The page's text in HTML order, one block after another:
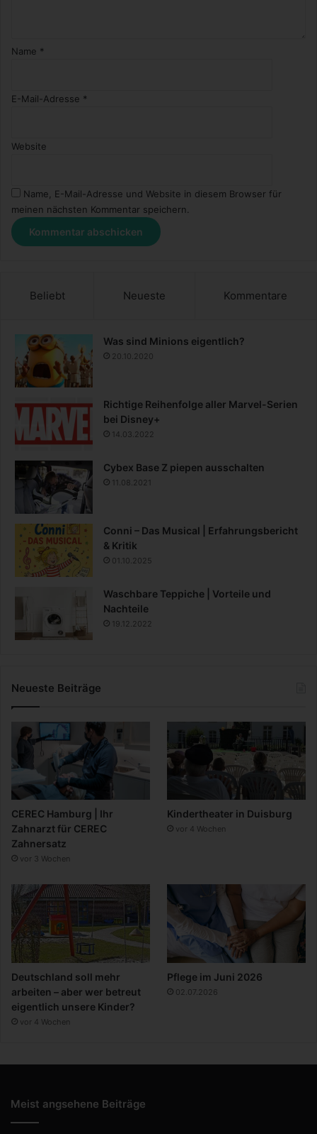
Name *
E-Mail-Adresse *
Website
Name, E-Mail-Adresse und Website in diesem Browser für
meinen nächsten Kommentar speichern.
Beliebt Neueste Kommentare
Was sind Minions eigentlich?
20.10.2020
Richtige Reihenfolge aller Marvel-Serien
bei Disney+
14.03.2022
Cybex Base Z piepen ausschalten
11.08.2021
Conni – Das Musical | Erfahrungsbericht
& Kritik
01.10.2025
Waschbare Teppiche | Vorteile und
Nachteile
19.12.2022
Neueste Beiträge
CEREC Hamburg | Ihr
Zahnarzt für CEREC
Zahnersatz
vor 3 Wochen
Kindertheater in Duisburg
vor 4 Wochen
Deutschland soll mehr
arbeiten – aber wer betreut
eigentlich unsere Kinder?
vor 4 Wochen
Pflege im Juni 2026
02.07.2026
Meist angsehene Beiträge